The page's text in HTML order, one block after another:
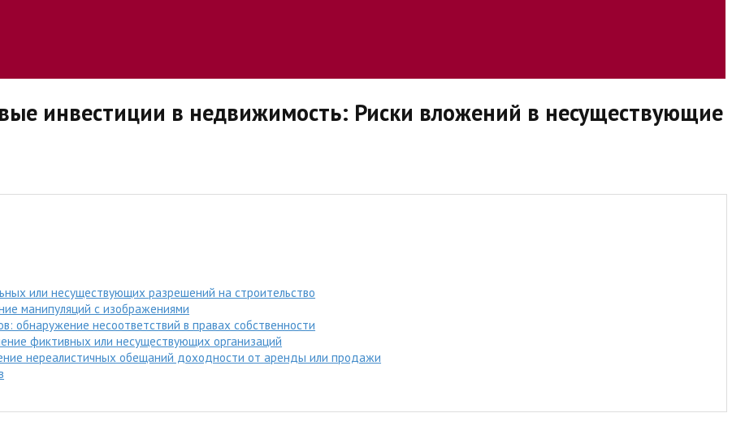
инвестиции в недвижимость: Риски вложений в несуществующие
или несуществующих разрешений на строительство
манипуляций с изображениями
обнаружение несоответствий в правах собственности
фиктивных или несуществующих организаций
нереалистичных обещаний доходности от аренды или продажи